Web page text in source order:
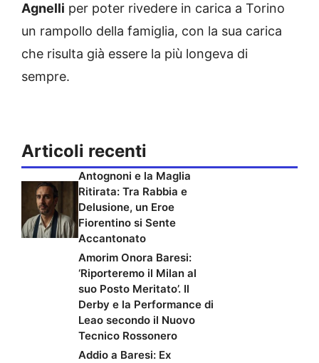
Agnelli per poter rivedere in carica a Torino
un rampollo della famiglia, con la sua carica
che risulta già essere la più longeva di
sempre.
Articoli recenti
Antognoni e la Maglia
Ritirata: Tra Rabbia e
Delusione, un Eroe
Fiorentino si Sente
Accantonato
Amorim Onora Baresi:
‘Riporteremo il Milan al
suo Posto Meritato’. Il
Derby e la Performance di
Leao secondo il Nuovo
Tecnico Rossonero
Addio a Baresi: Ex